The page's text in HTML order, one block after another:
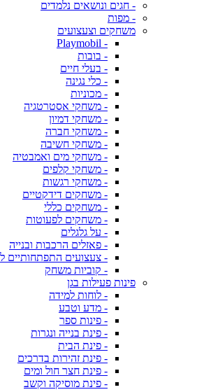
- חגים ונושאים נלמדים
- מפות
משחקים וצעצועים
- Playmobil
- בובות
- בעלי חיים
- כלי נגינה
- מכוניות
- משחקי אסטרטגיה
- משחקי דמיון
- משחקי חברה
- משחקי חשיבה
- משחקי מים ואמבטיה
- משחקי קלפים
- משחקי רגשות
- משחקים דידקטיים
- משחקים כללי
- משחקים לפעוטות
- על גלגלים
- פאזלים הרכבות ובנייה
- צעצועים התפתחותיים
- קוביות משחק
פינות פעילות בגן
- לוחות למידה
- מדע וטבע
- פינות ספר
- פינת בנייה ונגרות
- פינת הבית
- פינת זהירות בדרכים
- פינת חצר חול ומים
- פינת מוסיקה וקשב